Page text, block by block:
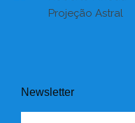
Newsletter